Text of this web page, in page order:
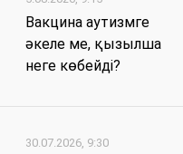
Вакцина аутизмге
әкеле ме, қызылша
неге көбейді?
30.07.2026, 9:30